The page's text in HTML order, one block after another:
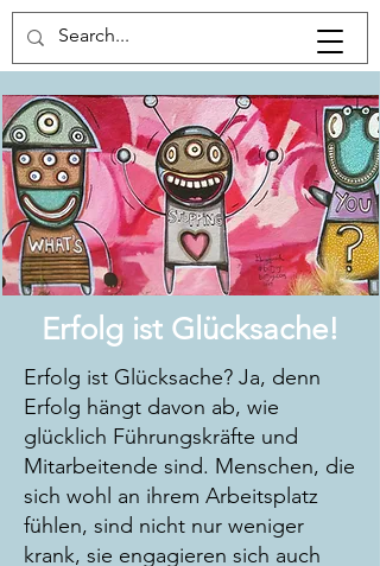
Erfolg ist Glücksache!
Erfolg ist Glücksache? Ja, denn
Erfolg hängt davon ab, wie
glücklich Führungskräfte und
Mitarbeitende sind. Menschen, die
sich wohl an ihrem Arbeitsplatz
fühlen, sind nicht nur weniger
krank, sie engagieren sich auch